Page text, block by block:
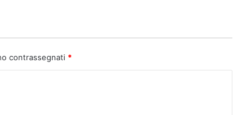
contrassegnati *